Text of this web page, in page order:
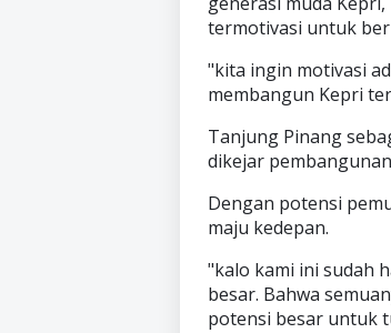
termotivasi untuk
"kita ingin motivasi
membangun Kepri
Tanjung Pinang
dikejar
Dengan potensi
maju kedepan.
"kalo kami ini sudah
besar. Bahwa
potensi besar untuk